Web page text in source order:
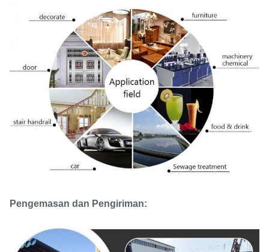
Pengemasan dan Pengiriman: